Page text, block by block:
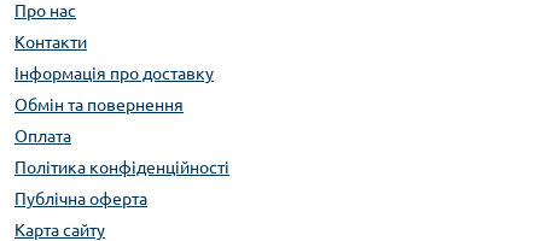
Про нас
Контакти
Інформація про доставку
Обмін та повернення
Оплата
Політика конфіденційності
Публічна оферта
Карта сайту